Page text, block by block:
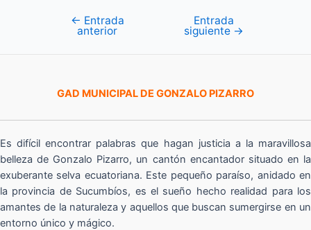
Navegación
← Entrada
anterior
Entrada
siguiente →
GAD MUNICIPAL DE GONZALO PIZARRO
Es difícil encontrar palabras que hagan justicia a la maravillosa
belleza de Gonzalo Pizarro, un cantón encantador situado en la
exuberante selva ecuatoriana. Este pequeño paraíso, anidado en
la provincia de Sucumbíos, es el sueño hecho realidad para los
amantes de la naturaleza y aquellos que buscan sumergirse en un
entorno único y mágico.